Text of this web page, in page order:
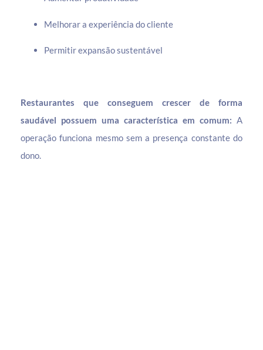
Melhorar a experiência do cliente
Permitir expansão sustentável
Restaurantes que conseguem crescer de forma
saudável possuem uma característica em comum: A
operação funciona mesmo sem a presença constante do
dono.